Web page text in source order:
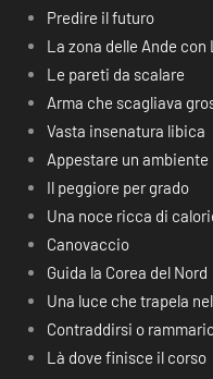
Predire il futuro
La zona delle Ande con
Le pareti da scalare
Arma che scagliava
Vasta insenatura libica
Appestare un ambiente
Il peggiore per grado
Una noce ricca di
Canovaccio
Guida la Corea del Nord
Una luce che trapela
Contraddirsi o
Là dove finisce il corso